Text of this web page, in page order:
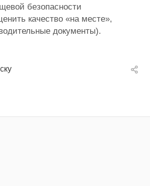
безопасности
качество «на месте»,
документы).